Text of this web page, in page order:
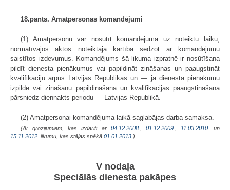
18.pants. Amatpersonas komandējumi
(1) Amatpersonu var nosūtīt komandējumā uz noteiktu laiku,
normatīvajos aktos noteiktajā kārtībā sedzot ar komandējumu
saistītos izdevumus. Komandējums šā likuma izpratnē ir nosūtīšana
pildīt dienesta pienākumus vai papildināt zināšanas un paaugstināt
kvalifikāciju ārpus Latvijas Republikas un — ja dienesta pienākumu
izpilde vai zināšanu papildināšana un kvalifikācijas paaugstināšana
pārsniedz diennakts periodu — Latvijas Republikā.
(2) Amatpersonai komandējuma laikā saglabājas darba samaksa.
(Ar grozījumiem, kas izdarīti ar 04.12.2008. 01.12.2009. 11.03.2010.
un
15.11.2012 . likumu, kas stājas spēkā 01.01.2013. )
V nodaļa
Speciālās dienesta pakāpes